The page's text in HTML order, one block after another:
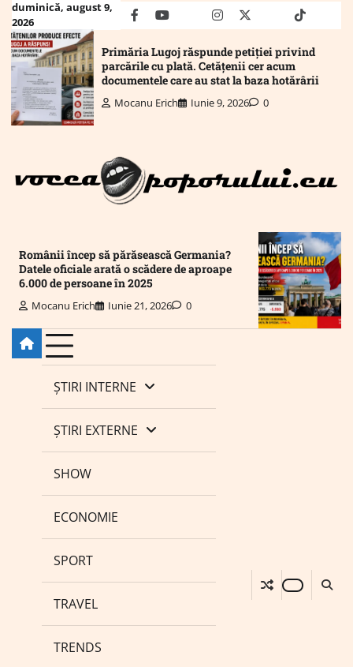
Skip
content
duminică, august 9,
2026
facebookyoutubeMailinstagram
twitter truthtiktok
Primăria Lugoj răspunde petiției privind
parcările cu plată. Cetățenii cer acum
documentele care au stat la baza hotărârii
Mocanu Erich Iunie 9, 2026 0
Românii încep să părăsească Germania?
Datele oficiale arată o scădere de aproape
6.000 de persoane în 2025
Mocanu Erich Iunie 21, 2026 0
ȘTIRI INTERNE
ȘTIRI EXTERNE
SHOW
ECONOMIE
SPORT
TRAVEL
TRENDS